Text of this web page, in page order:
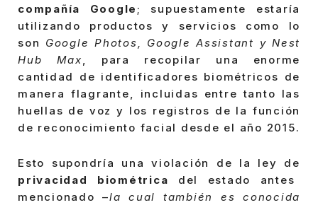
compañía Google ; supuestamente estaría
utilizando productos y servicios como lo
son Google Photos, Google Assistant y Nest
Hub Max, para recopilar una enorme
cantidad de identificadores biométricos de
manera flagrante, incluidas entre tanto las
huellas de voz y los registros de la función
de reconocimiento facial desde el año 2015.
Esto supondría una violación de la ley de
privacidad biométrica del estado antes
mencionado –la cual también es conocida